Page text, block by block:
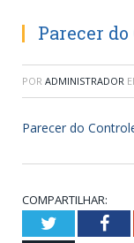
Parecer
POR ADMINISTRADOR
Parecer do
COMPARTILHAR:
Twitter